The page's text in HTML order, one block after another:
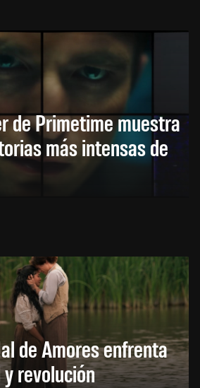
de Primetime muestra
más intensas de
de Amores enfrenta
revolución